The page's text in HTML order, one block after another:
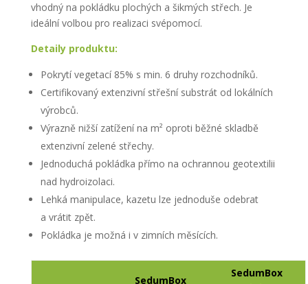
vhodný na pokládku plochých a šikmých střech. Je
ideální volbou pro realizaci svépomocí.
Detaily produktu:
Pokrytí vegetací 85% s min. 6 druhy rozchodníků.
Certifikovaný extenzivní střešní substrát od lokálních
výrobců.
Výrazně nižší zatížení na m² oproti běžné skladbě
extenzivní zelené střechy.
Jednoduchá pokládka přímo na ochrannou geotextilii
nad hydroizolaci.
Lehká manipulace, kazetu lze jednoduše odebrat
a vrátit zpět.
Pokládka je možná i v zimních měsících.
SedumBox
SedumBox